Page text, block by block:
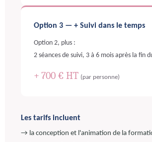
Option 3 — + Suivi dans le temps
Option 2, plus :
2 séances de suivi, 3 à 6 mois après la fin
+ 700 € HT (par personne)
Les tarifs incluent
→ la conception et l'animation de la